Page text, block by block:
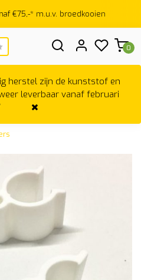
€75,-* m.u.v. broedkooien
0
herstel zijn de kunststof en
leverbaar vanaf februari